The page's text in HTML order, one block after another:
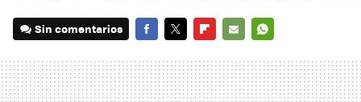
Sin comentarios
MAIL